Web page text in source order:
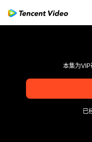
本集为
已